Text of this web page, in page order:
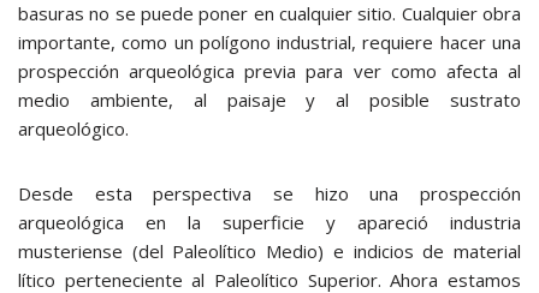
basuras no se puede poner en cualquier sitio. Cualquier obra
importante, como un polígono industrial, requiere hacer una
prospección arqueológica previa para ver como afecta al
medio ambiente, al paisaje y al posible sustrato
arqueológico.
Desde esta perspectiva se hizo una prospección
arqueológica en la superficie y apareció industria
musteriense (del Paleolítico Medio) e indicios de material
lítico perteneciente al Paleolítico Superior. Ahora estamos